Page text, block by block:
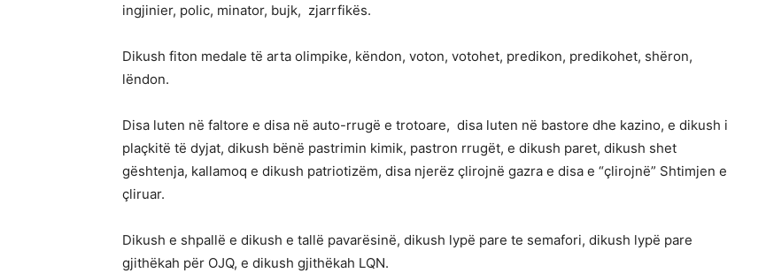
ingjinier, polic, minator, bujk, zjarrfikës.
Dikush fiton medale të arta olimpike, këndon, voton, votohet, predikon, predikohet, shëron,
lëndon.
Disa luten në faltore e disa në auto-rrugë e trotoare, disa luten në bastore dhe kazino, e dikush i
plaçkitë të dyjat, dikush bënë pastrimin kimik, pastron rrugët, e dikush paret, dikush shet
gështenja, kallamoq e dikush patriotizëm, disa njerëz çlirojnë gazra e disa e “çlirojnë” Shtimjen e
çliruar.
Dikush e shpallë e dikush e tallë pavarësinë, dikush lypë pare te semafori, dikush lypë pare
gjithëkah për OJQ, e dikush gjithëkah LQN.